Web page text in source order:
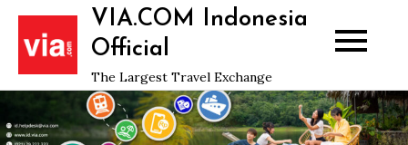
Skip
content
VIA.COM Indonesia
Official
The Largest Travel Exchange